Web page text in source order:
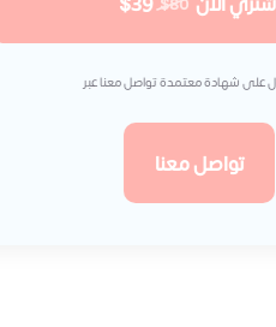
على شهادة معتمدة تواصل معنا عبر
تواصل معنا